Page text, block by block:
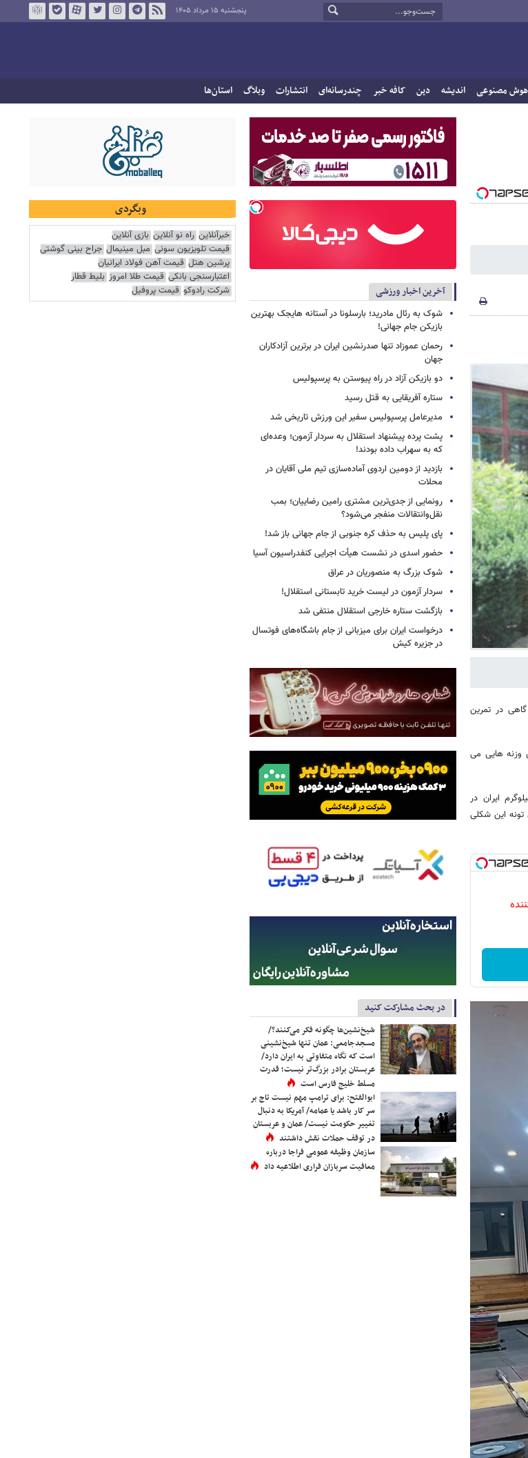
پنجشنبه ۱۵ مرداد ۱۴۰۵
هوش مصنوعی اندیشه دین کافه خبر چندرسانه‌ای انتشارات وبلاگ استان‌ها
در تمرین
وزنه هایی می
ویدئویی از خودش منتشر کرد که باعث شد علی عالی‌پور، نماینده دسته ۹۶ کیلوگرم ایران در
این شکلی
آخرین اخبار ورزشی
شوک به رئال مادرید؛ بارسلونا در آستانه هایجک بهترین
بازیکن جام جهانی!
رحمان عموزاد تنها صدرنشین ایران در برترین آزادکاران
جهان
دو بازیکن آزاد در راه پیوستن به پرسپولیس
ستاره آفریقایی به قتل رسید
مدیرعامل پرسپولیس سفیر این ورزش تاریخی شد
پشت پرده پیشنهاد استقلال به سردار آزمون؛ وعده‌ای
که به سهراب داده بودند!
بازدید از دومین اردوی آماده‌سازی تیم ملی آقایان در
محلات
رونمایی از جدی‌ترین مشتری رامین رضاییان؛ بمب
نقل‌وانتقالات منفجر می‌شود؟
پای پلیس به حذف کره جنوبی از جام جهانی باز شد!
حضور اسدی در نشست هیأت اجرایی کنفدراسیون آسیا
شوک بزرگ به منصوریان در عراق
سردار آزمون در لیست خرید تابستانی استقلال!
بازگشت ستاره خارجی استقلال منتفی شد
درخواست ایران برای میزبانی از جام باشگاه‌های فوتسال
در جزیره کیش
در بحث مشارکت کنید
شیخ‌نشین‌ها چگونه فکر می‌کنند؟/
مسجدجامعی: عمان تنها شیخ‌نشینی
است که نگاه متفاوتی به ایران دارد/
عربستان برادر بزرگ‌تر نیست؛ قدرت
مسلط خلیج فارس است
ابوالفتح: برای ترامپ مهم نیست تاج بر
سر کار باشد یا عمامه/ آمریکا به دنبال
تغییر حکومت نیست/ عمان و عربستان
در توقف حملات نقش داشتند
سازمان وظیفه عمومی فراجا درباره
معافیت سربازان فراری اطلاعیه داد
وبگردی
خبرآنلاین راه نو آنلاین بازی آنلاین
قیمت تلویزیون سونی مبل مینیمال جراح بینی گوشتی
پرشین هتل قیمت آهن فولاد ایرانیان
اعتبارسنجی بانکی قیمت طلا امروز بلیط قطار
شرکت رادوکو قیمت پروفیل